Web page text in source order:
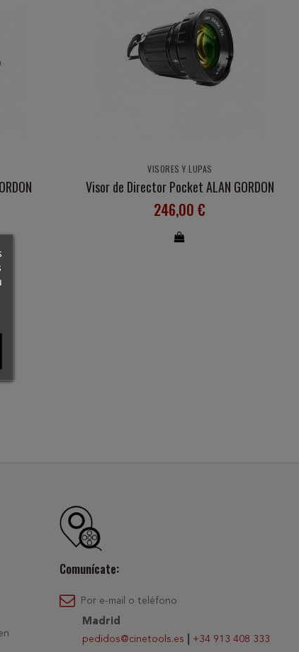
VISORES Y LUPAS
Visor de Director Pocket ALAN GORDON
246,00 €
Comunícate:
Por e-mail o teléfono
Madrid
pedidos@cinetools.es +34 913 408 333